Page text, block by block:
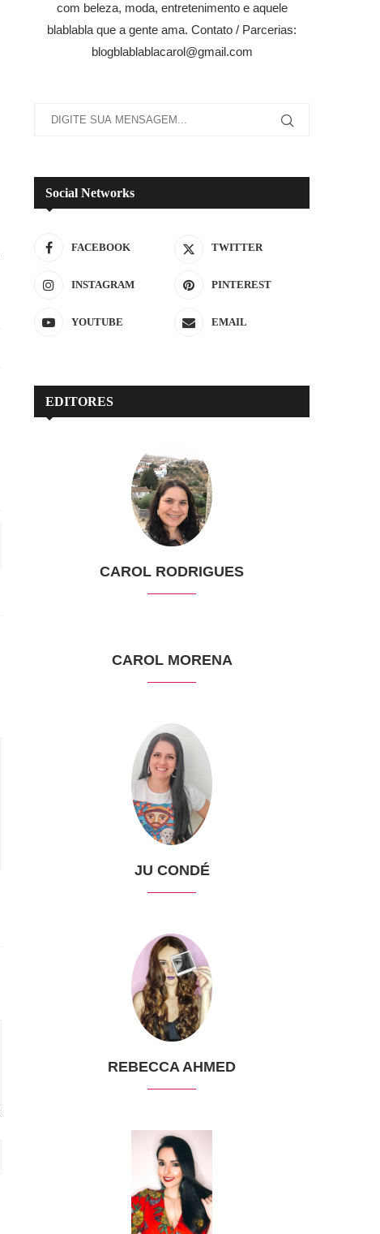
com beleza, moda, entretenimento e aquele
blablabla que a gente ama. Contato / Parcerias:
blogblablablacarol@gmail.com
Social Networks
FACEBOOK TWITTER
INSTAGRAM PINTEREST
YOUTUBE EMAIL
EDITORES
CAROL RODRIGUES
CAROL MORENA
JU CONDÉ
REBECCA AHMED